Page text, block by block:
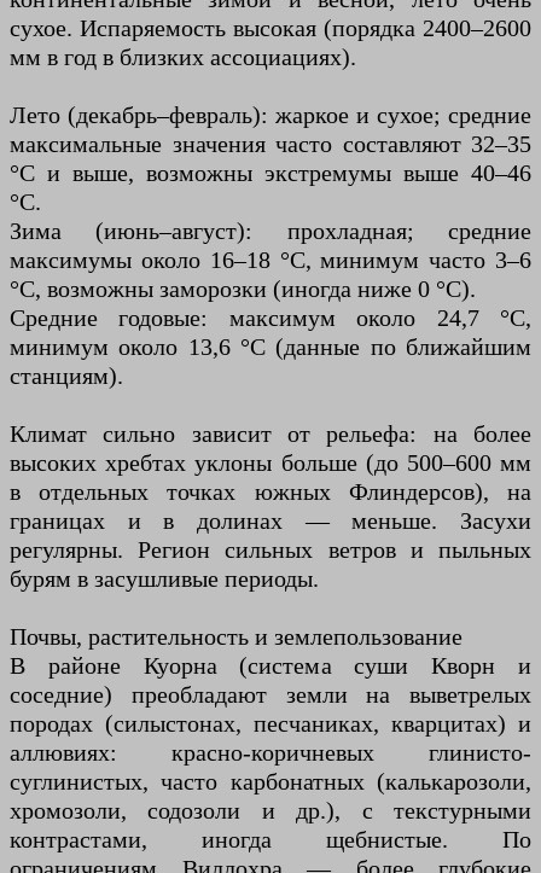
сухое. Испаряемость высокая (порядка 2400–2600
мм в год в близких ассоциациях).
Лето (декабрь–февраль): жаркое и сухое; средние
максимальные значения часто составляют 32–35
°C и выше, возможны экстремумы выше 40–46
°C.
Зима (июнь–август): прохладная; средние
максимумы около 16–18 °С, минимум часто 3–6
°С, возможны заморозки (иногда ниже 0 °С).
Средние годовые: максимум около 24,7 °C,
минимум около 13,6 °C (данные по ближайшим
станциям).
Климат сильно зависит от рельефа: на более
высоких хребтах уклоны больше (до 500–600 мм
в отдельных точках южных Флиндерсов), на
границах и в долинах — меньше. Засухи
регулярны. Регион сильных ветров и пыльных
бурям в засушливые периоды.
Почвы, растительность и землепользование
В районе Куорна (система суши Кворн и
соседние) преобладают земли на выветрелых
породах (силыстонах, песчаниках, кварцитах) и
аллювиях: красно-коричневых глинисто-
суглинистых, часто карбонатных (калькарозоли,
хромозоли, содозоли и др.), с текстурными
контрастами, иногда щебнистые. По